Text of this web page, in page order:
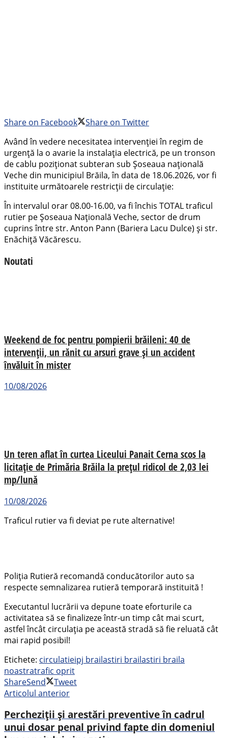
Share on Facebook
Share on Twitter
Având în vedere necesitatea intervenției în regim de
urgență la o avarie la instalația electrică, pe un tronson
de cablu poziționat subteran sub Șoseaua națională
Veche din municipiul Brăila, în data de 18.06.2026, vor fi
instituite următoarele restricții de circulație:
În intervalul orar 08.00-16.00, va fi închis TOTAL traficul
rutier pe Șoseaua Națională Veche, sector de drum
cuprins între str. Anton Pann (Bariera Lacu Dulce) și str.
Enăchiță Văcărescu.
Noutati
Weekend de foc pentru pompierii brăileni: 40 de
intervenții, un rănit cu arsuri grave și un accident
învăluit în mister
10/08/2026
Un teren aflat în curtea Liceului Panait Cerna scos la
licitație de Primăria Brăila la prețul ridicol de 2,03 lei
mp/lună
10/08/2026
Traficul rutier va fi deviat pe rute alternative!
Poliția Rutieră recomandă conducătorilor auto sa
respecte semnalizarea rutieră temporară instituită !
Executantul lucrării va depune toate eforturile ca
activitatea să se finalizeze într-un timp cât mai scurt,
astfel încât circulația pe această stradă să fie reluată cât
mai rapid posibil!
Etichete: circulatieipj brailastiri brailastiri braila
noastratrafic oprit
ShareSend
Tweet
Articolul anterior
Percheziții și arestări preventive în cadrul
unui dosar penal privind fapte din domeniul